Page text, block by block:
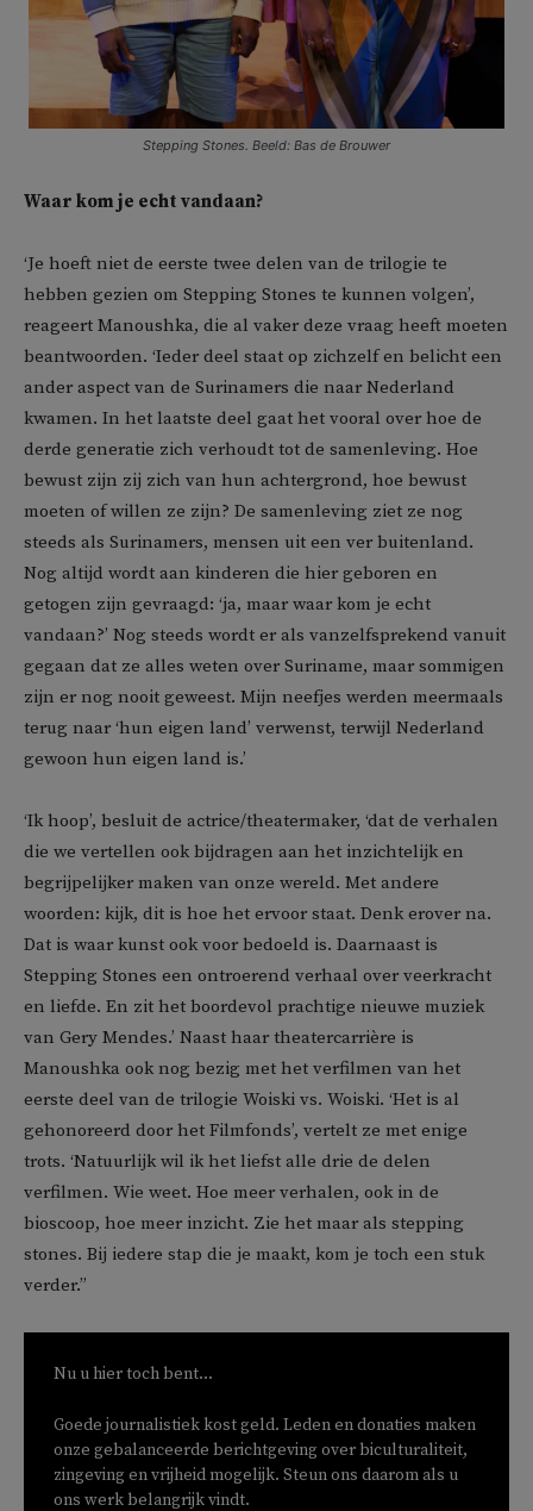
Stepping Stones. Beeld: Bas de Brouwer
Waar kom je echt vandaan?
‘Je hoeft niet de eerste twee delen van de trilogie te
hebben gezien om Stepping Stones te kunnen volgen’,
reageert Manoushka, die al vaker deze vraag heeft moeten
beantwoorden. ‘Ieder deel staat op zichzelf en belicht een
ander aspect van de Surinamers die naar Nederland
kwamen. In het laatste deel gaat het vooral over hoe de
derde generatie zich verhoudt tot de samenleving. Hoe
bewust zijn zij zich van hun achtergrond, hoe bewust
moeten of willen ze zijn? De samenleving ziet ze nog
steeds als Surinamers, mensen uit een ver buitenland.
Nog altijd wordt aan kinderen die hier geboren en
getogen zijn gevraagd: ‘ja, maar waar kom je echt
vandaan?’ Nog steeds wordt er als vanzelfsprekend vanuit
gegaan dat ze alles weten over Suriname, maar sommigen
zijn er nog nooit geweest. Mijn neefjes werden meermaals
terug naar ‘hun eigen land’ verwenst, terwijl Nederland
gewoon hun eigen land is.’
‘Ik hoop’, besluit de actrice/theatermaker, ‘dat de verhalen
die we vertellen ook bijdragen aan het inzichtelijk en
begrijpelijker maken van onze wereld. Met andere
woorden: kijk, dit is hoe het ervoor staat. Denk erover na.
Dat is waar kunst ook voor bedoeld is. Daarnaast is
Stepping Stones een ontroerend verhaal over veerkracht
en liefde. En zit het boordevol prachtige nieuwe muziek
van Gery Mendes.’ Naast haar theatercarrière is
Manoushka ook nog bezig met het verfilmen van het
eerste deel van de trilogie Woiski vs. Woiski. ‘Het is al
gehonoreerd door het Filmfonds’, vertelt ze met enige
trots. ‘Natuurlijk wil ik het liefst alle drie de delen
verfilmen. Wie weet. Hoe meer verhalen, ook in de
bioscoop, hoe meer inzicht. Zie het maar als stepping
stones. Bij iedere stap die je maakt, kom je toch een stuk
verder.”
Nu u hier toch bent...
Goede journalistiek kost geld. Leden en donaties maken
onze gebalanceerde berichtgeving over biculturaliteit,
zingeving en vrijheid mogelijk. Steun ons daarom als u
ons werk belangrijk vindt.